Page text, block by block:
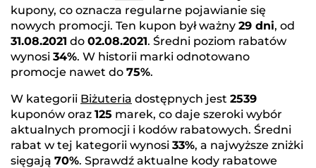
kupony, co oznacza regularne pojawianie się
nowych promocji. Ten kupon był ważny 29 dni, od
31.08.2021 do 02.08.2021. Średni poziom rabatów
wynosi 34%. W historii marki odnotowano
promocje nawet do 75%.
W kategorii Biżuteria dostępnych jest 2539
kuponów oraz 125 marek, co daje szeroki wybór
aktualnych promocji i kodów rabatowych. Średni
rabat w tej kategorii wynosi 33%, a najwyższe zniżki
sięgają 70%. Sprawdź aktualne kody rabatowe